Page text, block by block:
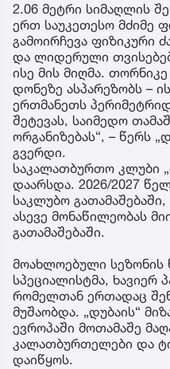
2.06 მეტრი სიმაღლის
ერთ საუკეთესო მძიმე
გამოირჩევა ფიზიკური
და ლიდერული
ისე მის მიღმა.
დონეზე ასპარეზობს –
ერთმანეთს
შეტევას, საიმედო
ორგანიზებას“, – წერს
გვერდი.
საკალათბურთო კლუბი
დაარსდა. 2026/2027
საკლუბო
ასევე მონაწილეობას
გათამაშებაში.
მოახლოებული სეზონის
სპეციალისტმა, ხავიერ
რომელთან ერთადაც
მუშაობდა. „დუბაის“
ევროპაში მოთამაშე
კალათბურთელები და
დაიწყოს.